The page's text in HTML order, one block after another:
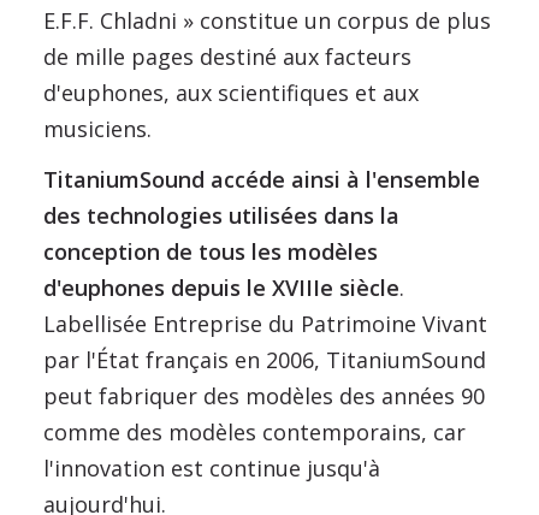
E.F.F. Chladni » constitue un corpus de plus
de mille pages destiné aux facteurs
d'euphones, aux scientifiques et aux
musiciens.
TitaniumSound accéde ainsi à l'ensemble
des technologies utilisées dans la
conception de tous les modèles
d'euphones depuis le XVIIIe siècle.
Labellisée Entreprise du Patrimoine Vivant
par l'État français en 2006, TitaniumSound
peut fabriquer des modèles des années 90
comme des modèles contemporains, car
l'innovation est continue jusqu'à
aujourd'hui.